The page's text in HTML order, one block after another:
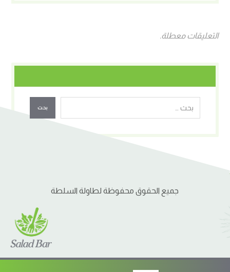
التعليقات معطلة.
بحث
جميع الحقوق محفوظة لطاولة السلطة